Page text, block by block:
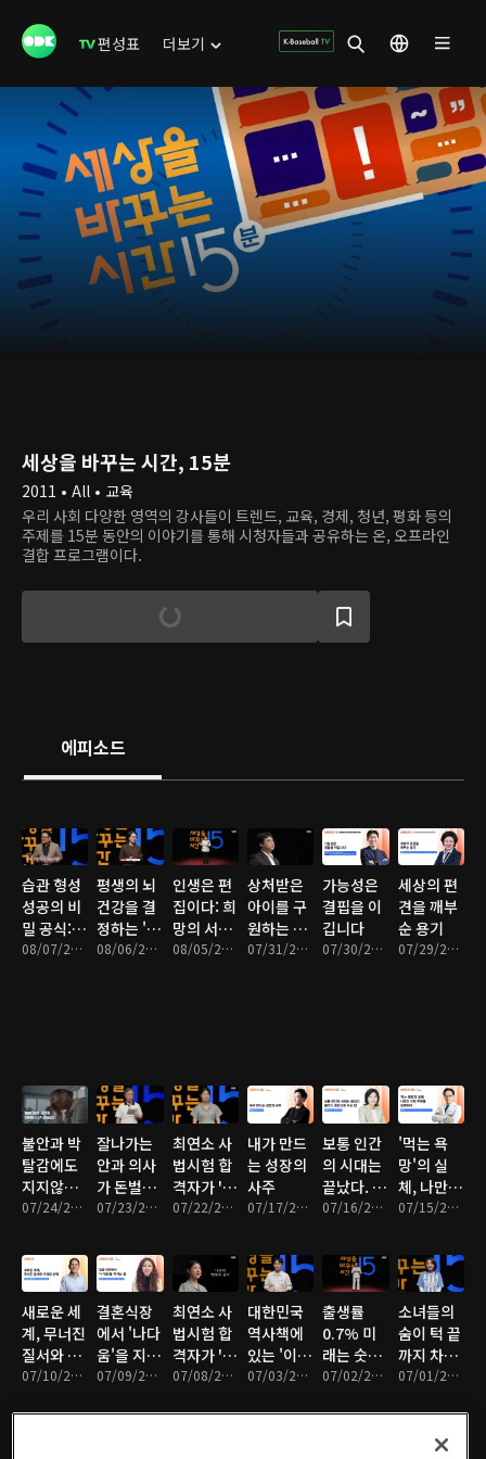
편성표 더보기
세상을 바꾸는 시간, 15분
2011 • All • 교육
우리 사회 다양한 영역의 강사들이 트렌드, 교육, 경제, 청년, 평화 등의
주제를 15분 동안의 이야기를 통해 시청자들과 공유하는 온, 오프라인
결합 프로그램이다.
에피소드
습관 형성
성공의 비
밀 공식: If,
Then, 08/07/2026 • 17분
평생의 뇌
건강을 결
정하는 '이
것'의 나이
08/06/2026 • 17분
인생은 편
집이다: 희
망의 서사
다시 쓰기
08/05/2026 • 16분
상처받은
아이를 구
원하는 어
른의 기술
07/31/2026 • 16분
가능성은
결핍을 이
깁니다
07/30/2026 • 17분
세상의 편
견을 깨부
순 용기
07/29/2026 • 16분
불안과 박
탈감에도
지지않는
마음 관리
07/24/2026 • 17분
잘나가는
안과 의사
가 돈벌이
대신 선택
07/23/2026 • 16분
최연소 사
법시험 합
격자가 '1
등'을 그만
07/22/2026 • 16분
내가 만드
는 성장의
사주
07/17/2026 • 16분
보통 인간
의 시대는
끝났다. 플
러스 휴먼
07/16/2026 • 15분
'먹는 욕
망'의 실
체, 나만의
식탁 주권
07/15/2026 • 17분
새로운 세
계, 무너진
질서와 우
리의 선택
07/10/2026 • 16분
결혼식장
에서 '나다
움'을 지키
는 방법 07/09/2026 • 17분
최연소 사
법시험 합
격자가 '1
등'을 그만
07/08/2026 • 16분
대한민국
역사책에
있는 '이상
한 빈칸'!?
07/03/2026 • 17분
출생률
0.7% 미
래는 숫자
가 아닌 풍
다
07/02/2026 • 16분
소녀들의
숨이 턱 끝
까지 차오
르도록 달
이유
07/01/2026 • 16분